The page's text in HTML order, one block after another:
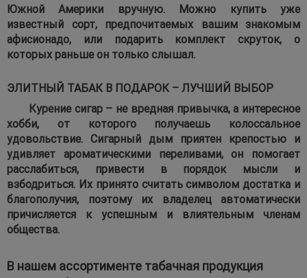
Южной Америки вручную. Можно купить уже
известный сорт, предпочитаемых вашим знакомым
афисионадо, или подарить комплект скруток, о
которых раньше он только слышал.
ЭЛИТНЫЙ ТАБАК В ПОДАРОК – ЛУЧШИЙ ВЫБОР
Курение сигар – не вредная привычка, а интересное
хобби, от которого получаешь колоссальное
удовольствие. Сигарный дым приятен крепостью и
удивляет ароматическими переливами, он помогает
расслабиться, привести в порядок мысли и
взбодриться. Их принято считать символом достатка и
благополучия, поэтому их владелец автоматически
причисляется к успешным и влиятельным членам
общества.
В нашем ассортименте табачная продукция